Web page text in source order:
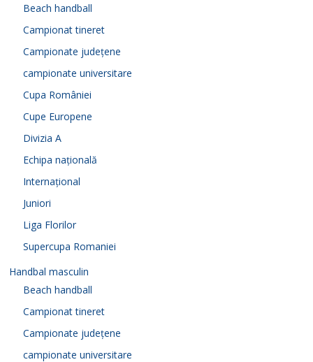
Beach handball
Campionat tineret
Campionate județene
campionate universitare
Cupa României
Cupe Europene
Divizia A
Echipa națională
Internațional
Juniori
Liga Florilor
Supercupa Romaniei
Handbal masculin
Beach handball
Campionat tineret
Campionate județene
campionate universitare